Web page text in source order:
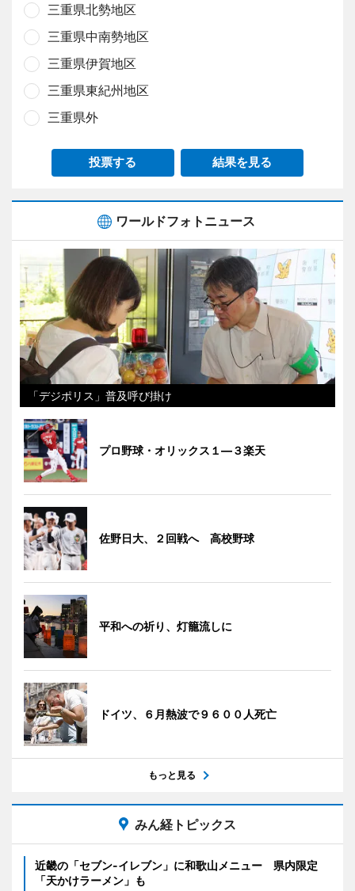
三重県北勢地区
三重県中南勢地区
三重県伊賀地区
三重県東紀州地区
三重県外
投票する 結果を見る
ワールドフォトニュース
「デジポリス」普及呼び掛け
プロ野球・オリックス１―３楽天
佐野日大、２回戦へ 高校野球
平和への祈り、灯籠流しに
ドイツ、６月熱波で９６００人死亡
もっと見る
みん経トピックス
近畿の「セブン-イレブン」に和歌山メニュー 県内限定
「天かけラーメン」も